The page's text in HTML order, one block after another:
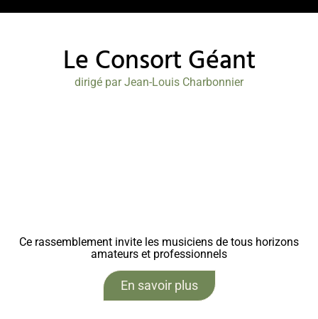
Le Consort Géant
dirigé par Jean-Louis Charbonnier
Ce rassemblement invite les musiciens de tous horizons
amateurs et professionnels
En savoir plus